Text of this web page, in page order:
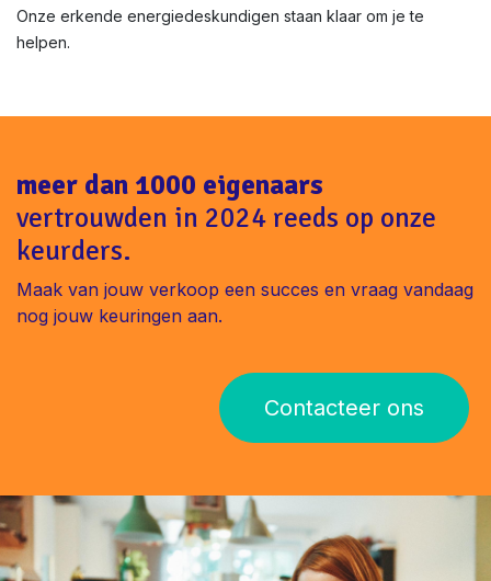
Onze erkende energiedeskundigen staan klaar om je te
helpen.
meer dan 1000 eigenaars
vertrouwden in 2024 reeds op onze
keurders.
Maak van jouw verkoop een succes en vraag vandaag
nog jouw keuringen aan.
Contacteer ons